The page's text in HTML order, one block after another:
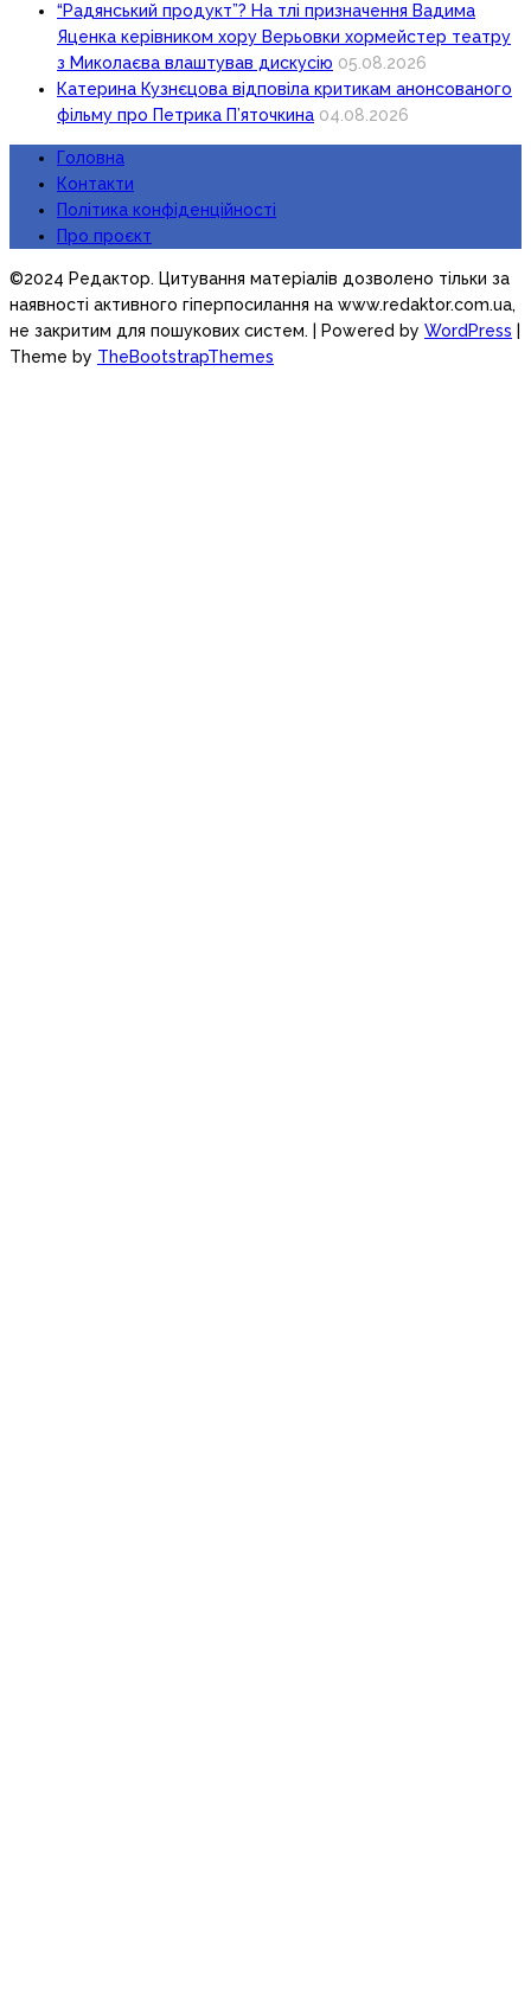
“Радянський продукт”? На тлі призначення Вадима
Яценка керівником хору Верьовки хормейстер театру
з Миколаєва влаштував дискусію 05.08.2026
Катерина Кузнєцова відповіла критикам анонсованого
фільму про Петрика П’яточкина 04.08.2026
Головна
Контакти
Політика конфіденційності
Про проєкт
©2024 Редактор. Цитування матеріалів дозволено тільки за
наявності активного гіперпосилання на www.redaktor.com.ua,
не закритим для пошукових систем. | Powered by WordPress
Theme by TheBootstrapThemes